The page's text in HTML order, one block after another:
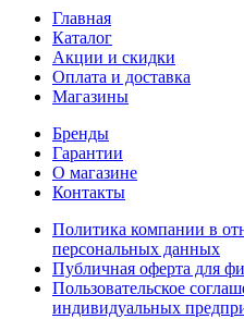
Главная
Каталог
Акции и скидки
Оплата и доставка
Магазины
Бренды
Гарантии
О магазине
Контакты
Политика компании в
персональных данных
Публичная оферта для
Пользовательское
индивидуальных